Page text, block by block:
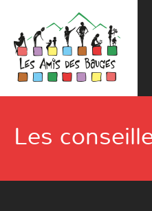
Les